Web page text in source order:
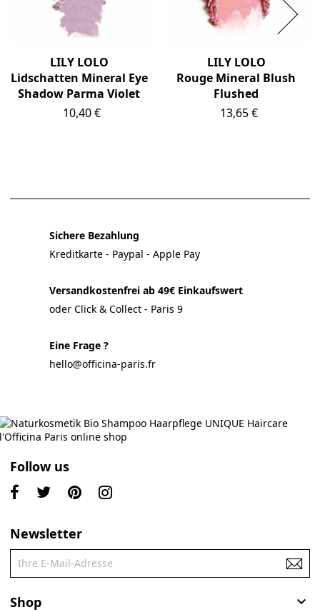
LILY LOLO
Lidschatten Mineral Eye
Shadow Parma Violet
Preis
10,40 €
LILY LOLO
Rouge Mineral Blush
Flushed
Preis
13,65 €
Sichere Bezahlung
Kreditkarte - Paypal - Apple Pay
Versandkostenfrei ab 49€ Einkaufswert
oder Click & Collect - Paris 9
Eine Frage ?
hello@officina-paris.fr
Follow us
Newsletter
Shop 